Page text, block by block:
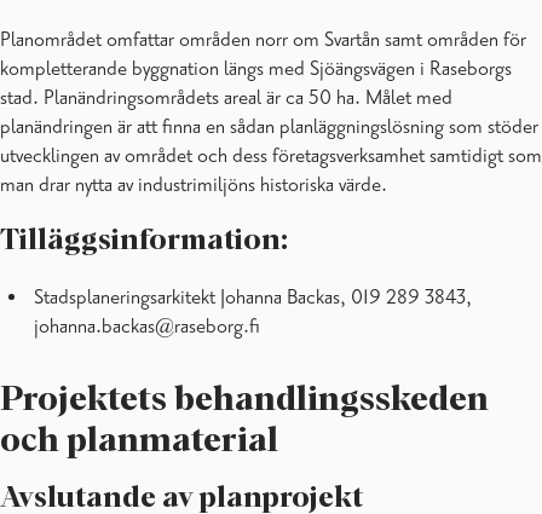
Planområdet omfattar områden norr om Svartån samt områden för
kompletterande byggnation längs med Sjöängsvägen i Raseborgs
stad. Planändringsområdets areal är ca 50 ha. Målet med
planändringen är att finna en sådan planläggningslösning som stöder
utvecklingen av området och dess företagsverksamhet samtidigt som
man drar nytta av industrimiljöns historiska värde.
Tilläggsinformation:
Stadsplaneringsarkitekt Johanna Backas, 019 289 3843,
johanna.backas@raseborg.fi
Projektets behandlingsskeden
och planmaterial
Avslutande av planprojekt